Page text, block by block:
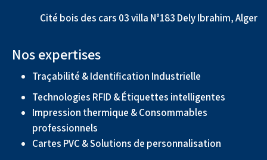
Cité bois des cars 03 villa N°183 Dely Ibrahim, Alger
Nos expertises
Traçabilité & Identification Industrielle
Technologies RFID & Étiquettes intelligentes
Impression thermique & Consommables
professionnels
Cartes PVC & Solutions de personnalisation